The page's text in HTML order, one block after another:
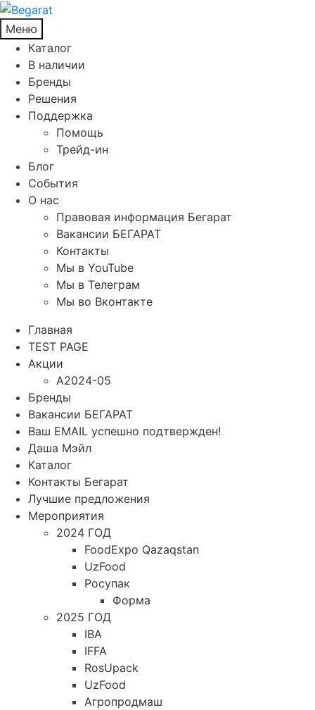
Меню
Каталог
В наличии
Бренды
Решения
Поддержка
Помощь
Трейд-ин
Блог
События
О нас
Правовая информация Бегарат
Вакансии БЕГАРАТ
Контакты
Мы в YouTube
Мы в Телеграм
Мы во Вконтакте
Главная
TEST PAGE
Акции
A2024-05
Бренды
Вакансии БЕГАРАТ
Ваш EMAIL успешно подтвержден!
Даша Мэйл
Каталог
Контакты Бегарат
Лучшие предложения
Мероприятия
2024 ГОД
FoodExpo Qazaqstan
UzFood
Росупак
Форма
2025 ГОД
IBA
IFFA
RosUpack
UzFood
Агропродмаш